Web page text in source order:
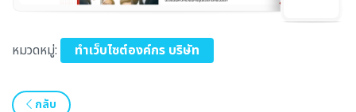
หมวดหมู่: ทำเว็บไซต์องค์กร บริษัท
กลับ